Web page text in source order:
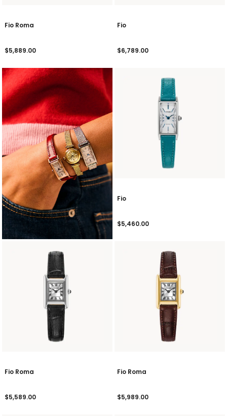
Fio Roma
$5,889.00
Fio
$6,789.00
Fio
$5,460.00
Fio Roma
$5,589.00
Fio Roma
$5,989.00